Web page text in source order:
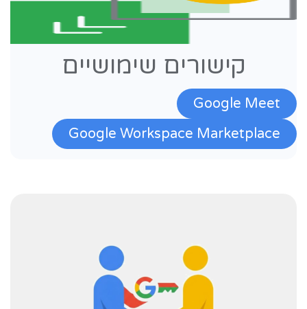
קישורים שימושיים
Google Meet
Google Workspace Marketplace